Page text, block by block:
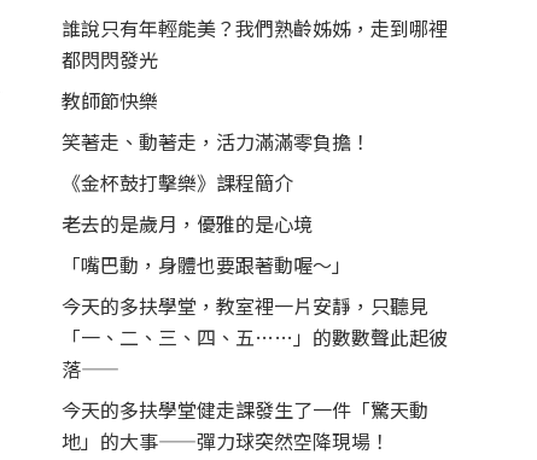
誰說只有年輕能美？我們熟齡姊姊，走到哪裡
都閃閃發光
教師節快樂
笑著走、動著走，活力滿滿零負擔！
《金杯鼓打擊樂》課程簡介
老去的是歲月，優雅的是心境
「嘴巴動，身體也要跟著動喔～」
今天的多扶學堂，教室裡一片安靜，只聽見
「一、二、三、四、五……」的數數聲此起彼
落——
今天的多扶學堂健走課發生了一件「驚天動
地」的大事——彈力球突然空降現場！